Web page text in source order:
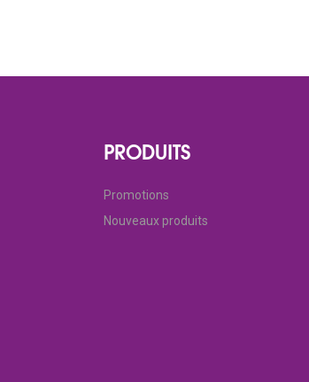
PRODUITS
Promotions
Nouveaux produits